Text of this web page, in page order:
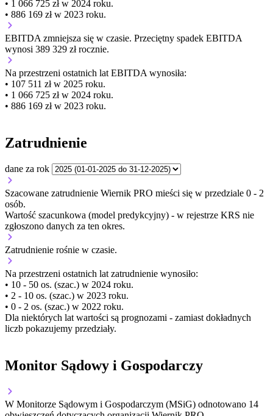
• 1 066 725 zł w 2024 roku.
• 886 169 zł w 2023 roku.
EBITDA zmniejsza się w czasie. Przeciętny spadek EBITDA
wynosi 389 329 zł rocznie.
Na przestrzeni ostatnich lat EBITDA wynosiła:
• 107 511 zł w 2025 roku.
• 1 066 725 zł w 2024 roku.
• 886 169 zł w 2023 roku.
Zatrudnienie
dane za rok
Szacowane zatrudnienie Wiernik PRO mieści się w przedziale 0 - 2
osób.
Wartość szacunkowa (model predykcyjny) - w rejestrze KRS nie
zgłoszono danych za ten okres.
Zatrudnienie rośnie w czasie.
Na przestrzeni ostatnich lat zatrudnienie wynosiło:
• 10 - 50 os. (szac.) w 2024 roku.
• 2 - 10 os. (szac.) w 2023 roku.
• 0 - 2 os. (szac.) w 2022 roku.
Dla niektórych lat wartości są prognozami - zamiast dokładnych
liczb pokazujemy przedziały.
Monitor Sądowy i Gospodarczy
W Monitorze Sądowym i Gospodarczym (MSiG) odnotowano 14